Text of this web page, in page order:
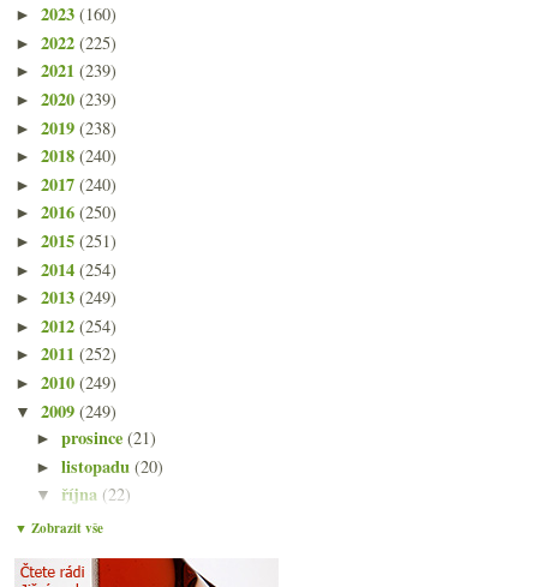
► 2023 (160)
► 2022 (225)
► 2021 (239)
► 2020 (239)
► 2019 (238)
► 2018 (240)
► 2017 (240)
► 2016 (250)
► 2015 (251)
► 2014 (254)
► 2013 (249)
► 2012 (254)
► 2011 (252)
► 2010 (249)
▼ 2009 (249)
►prosince(21)
►listopadu(20)
▼října (22)
Večeře s encyklopedií ohrožených druhů
Různé vinné zprávy, nejen dobré
▼ Zobrazit vše